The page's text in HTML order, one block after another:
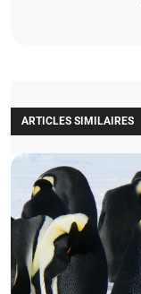
ARTICLES SIMILAIRES